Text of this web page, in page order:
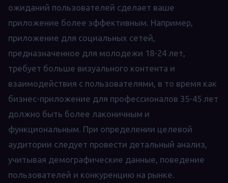
ожиданий пользователей сделает ваше
приложение более эффективным. Например,
приложение для социальных сетей,
предназначенное для молодежи 18-24 лет,
требует больше визуального контента и
взаимодействия с пользователями, в то время как
бизнес-приложение для профессионалов 35-45 лет
должно быть более лаконичным и
функциональным. При определении целевой
аудитории следует провести детальный анализ,
учитывая демографические данные, поведение
пользователей и конкуренцию на рынке.